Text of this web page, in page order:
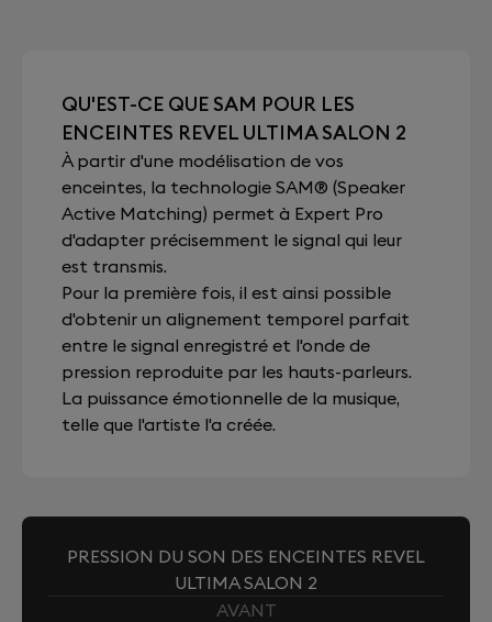
QU'EST-CE QUE SAM POUR LES
ENCEINTES REVEL ULTIMA SALON 2
À partir d'une modélisation de vos
enceintes, la technologie SAM® (Speaker
Active Matching) permet à Expert Pro
d'adapter précisemment le signal qui leur
est transmis.
Pour la première fois, il est ainsi possible
d'obtenir un alignement temporel parfait
entre le signal enregistré et l'onde de
pression reproduite par les hauts-parleurs.
La puissance émotionnelle de la musique,
telle que l'artiste l'a créée.
PRESSION DU SON DES ENCEINTES REVEL
ULTIMA SALON 2
AVANT